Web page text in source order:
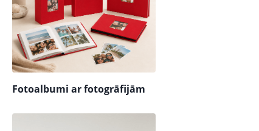
Fotoalbumi ar fotogrāfijām